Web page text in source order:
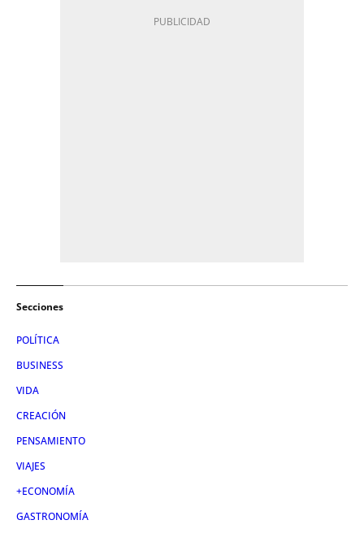
Secciones
POLÍTICA
BUSINESS
VIDA
CREACIÓN
PENSAMIENTO
VIAJES
+ECONOMÍA
GASTRONOMÍA